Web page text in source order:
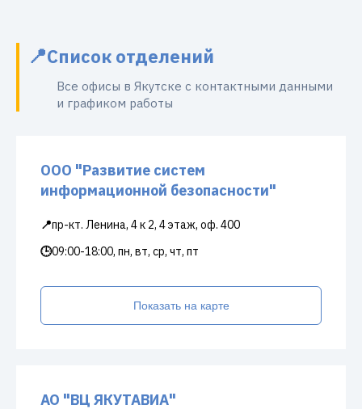
Список отделений
Все офисы в Якутске с контактными данными
и графиком работы
ООО "Развитие систем
информационной безопасности"
📍пр-кт. Ленина, 4 к 2, 4 этаж, оф. 400
🕒09:00-18:00, пн, вт, ср, чт, пт
Показать на карте
АО "ВЦ ЯКУТАВИА"